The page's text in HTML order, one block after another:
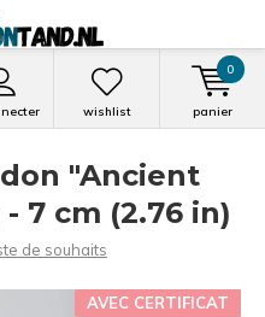
wishlist panier
0
"Ancient
7 cm (2.76 in)
de souhaits
AVEC CERTIFICAT